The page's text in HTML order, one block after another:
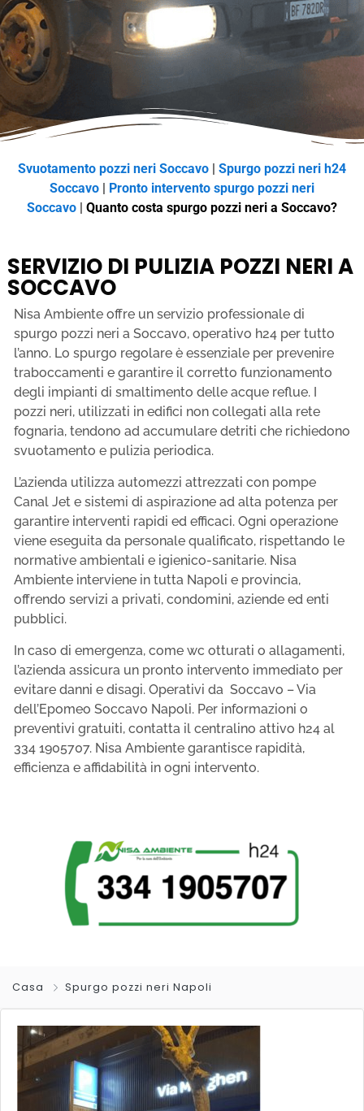
Svuotamento pozzi neri Soccavo | Spurgo pozzi neri h24
Soccavo | Pronto intervento spurgo pozzi neri
Soccavo | Quanto costa spurgo pozzi neri a Soccavo?
SERVIZIO DI PULIZIA POZZI NERI A
SOCCAVO
Nisa Ambiente offre un servizio professionale di
spurgo pozzi neri a Soccavo, operativo h24 per tutto
l’anno. Lo spurgo regolare è essenziale per prevenire
traboccamenti e garantire il corretto funzionamento
degli impianti di smaltimento delle acque reflue. I
pozzi neri, utilizzati in edifici non collegati alla rete
fognaria, tendono ad accumulare detriti che richiedono
svuotamento e pulizia periodica.
L’azienda utilizza automezzi attrezzati con pompe
Canal Jet e sistemi di aspirazione ad alta potenza per
garantire interventi rapidi ed efficaci. Ogni operazione
viene eseguita da personale qualificato, rispettando le
normative ambientali e igienico-sanitarie. Nisa
Ambiente interviene in tutta Napoli e provincia,
offrendo servizi a privati, condomini, aziende ed enti
pubblici.
In caso di emergenza, come wc otturati o allagamenti,
l’azienda assicura un pronto intervento immediato per
evitare danni e disagi. Operativi da Soccavo – Via
dell’Epomeo Soccavo Napoli. Per informazioni o
preventivi gratuiti, contatta il centralino attivo h24 al
334 1905707. Nisa Ambiente garantisce rapidità,
efficienza e affidabilità in ogni intervento.
Casa Spurgo pozzi neri Napoli